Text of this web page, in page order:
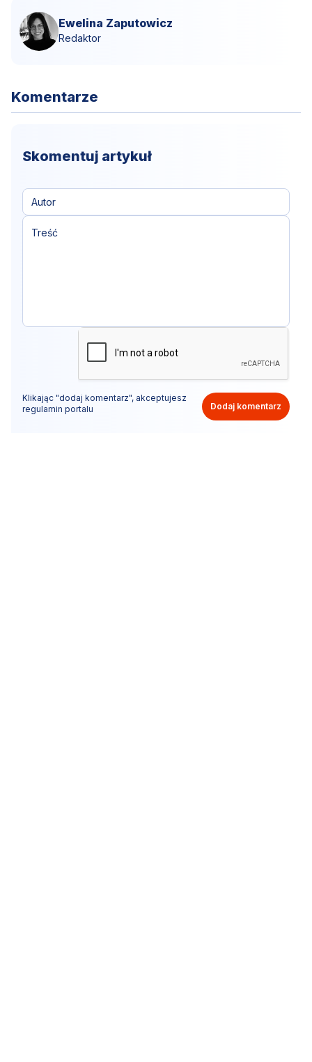
Ewelina Zaputowicz
Redaktor
Komentarze
Skomentuj artykuł
Klikając "dodaj komentarz", akceptujesz
regulamin portalu
Dodaj komentarz